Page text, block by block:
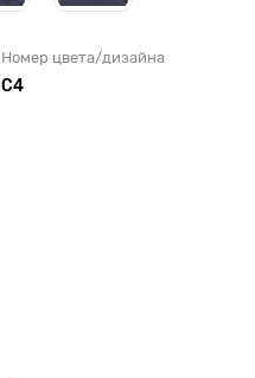
Номер цвета/дизайна
С4